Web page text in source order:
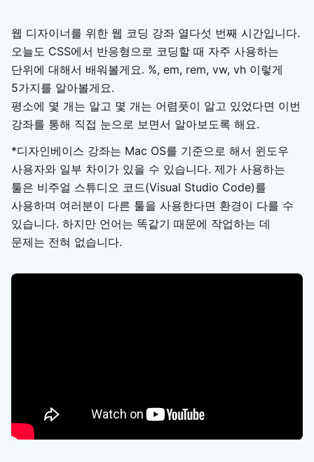
웹 디자이너를 위한 웹 코딩 강좌 열다섯 번째 시간입니다.
오늘도 CSS에서 반응형으로 코딩할 때 자주 사용하는
단위에 대해서 배워볼게요. %, em, rem, vw, vh 이렇게
5가지를 알아볼게요.
평소에 몇 개는 알고 몇 개는 어렴풋이 알고 있었다면 이번
강좌를 통해 직접 눈으로 보면서 알아보도록 해요.
*디자인베이스 강좌는 Mac OS를 기준으로 해서 윈도우
사용자와 일부 차이가 있을 수 있습니다. 제가 사용하는
툴은 비주얼 스튜디오 코드(Visual Studio Code)를
사용하며 여러분이 다른 툴을 사용한다면 환경이 다를 수
있습니다. 하지만 언어는 똑같기 때문에 작업하는 데
문제는 전혀 없습니다.